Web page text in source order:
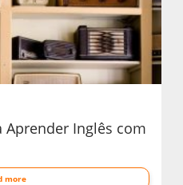
Aprender Inglês com
more